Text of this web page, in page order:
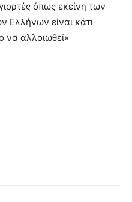
όπως εκείνη των
Ελλήνων είναι κάτι
να αλλοιωθεί»